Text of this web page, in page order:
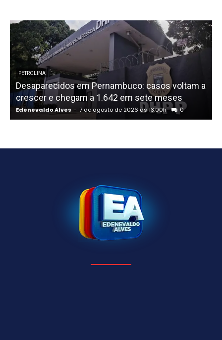
PETROLINA
Desaparecidos em Pernambuco: casos voltam a
crescer e chegam a 1.642 em sete meses
Edenevaldo Alves - 7 de agosto de 2026 às 13:00h 0